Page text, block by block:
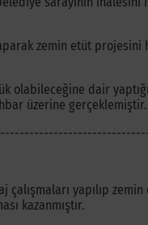
zemin etüt
olabileceğine dair
üzerine gerçeklemiştir.
çalışmaları yapılıp
kazanmıştır.